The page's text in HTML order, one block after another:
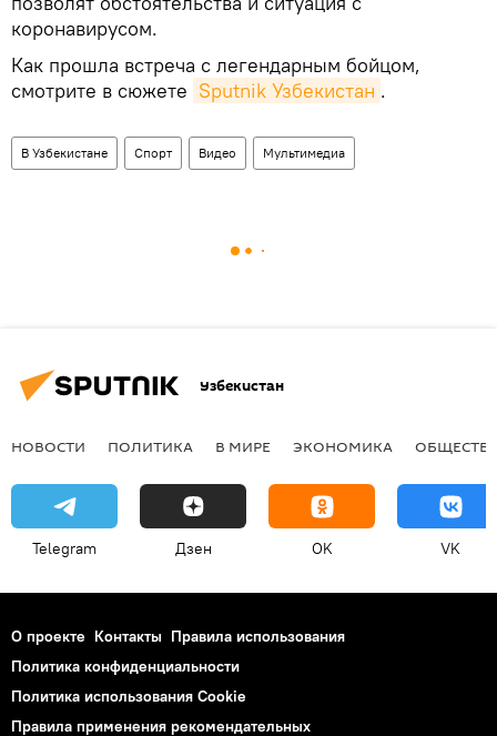
коронавирусом.
Как прошла встреча с легендарным бойцом,
смотрите в сюжете Sputnik Узбекистан .
В Узбекистане Спорт Видео Мультимедиа
Узбекистан
НОВОСТИ ПОЛИТИКА В МИРЕ ЭКОНОМИКА
Telegram Дзен OK VK
О проекте Контакты Правила использования
Политика конфиденциальности
Политика использования Cookie
Правила применения рекомендательных